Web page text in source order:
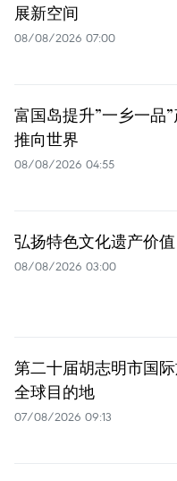
展新空间
08/08/2026 07:00
富国岛提升”一乡一品
推向世界
08/08/2026 04:55
弘扬特色文化遗产价值
08/08/2026 03:00
第二十届胡志明市国
全球目的地
07/08/2026 09:13